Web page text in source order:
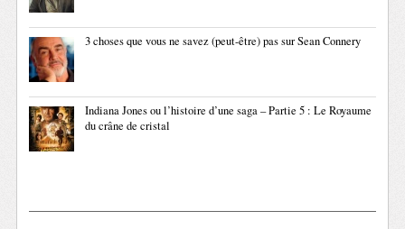
3 choses que vous ne savez (peut-être) pas sur Sean Connery
Indiana Jones ou l’histoire d’une saga – Partie 5 : Le Royaume
du crâne de cristal